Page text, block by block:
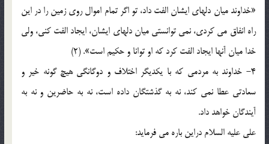
«خداوند میان دلهای ایشان الفت داد، تو اگر تمام اموال روی زمین را در این
راه انفاق می کردی، نمی توانستی میان دلهای ایشان، ایجاد الفت کنی، ولی
خدا میان آنها ایجاد الفت کرد که او توانا و حکیم است». (2)
4- خداوند به مردمی که با یکدیگر اختلاف و دوگانگی هیچ گونه خیر و
سعادتی عطا نمی کند، نه به گذشتگان داده است، نه به حاضرین و نه به
آیندگان خواهد داد.
علی علیه السلام دراین باره می فرماید: